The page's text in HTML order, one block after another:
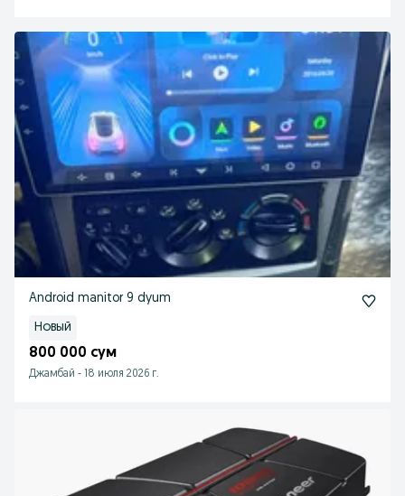
Android manitor 9 dyum
Новый
800 000 сум
Джамбай - 18 июля 2026 г.